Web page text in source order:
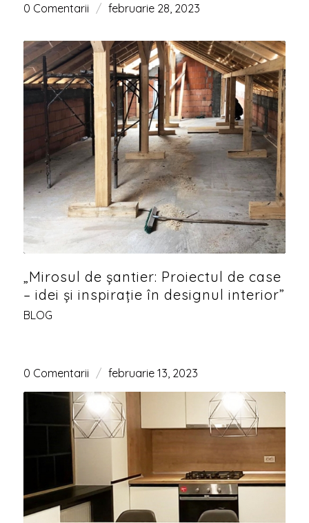
0 Comentarii / februarie 28, 2023
„Mirosul de șantier: Proiectul de case
– idei și inspirație în designul interior”
BLOG
0 Comentarii / februarie 13, 2023